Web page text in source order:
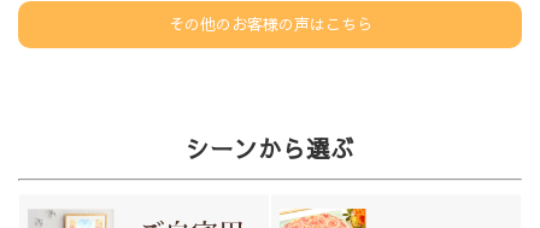
その他のお客様の声はこちら
シーンから選ぶ